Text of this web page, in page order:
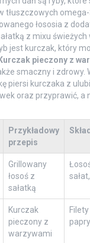
tłuszczowych
łososia z
z mixu świeżych
jest kurczak, który
pieczony z
smaczny i zdrowy.
piersi kurczaka z
oraz przyprawić, a
Przykładowy
przepis
Grillowany
łosoś z
sałatką
Kurczak
pieczony z
warzywami